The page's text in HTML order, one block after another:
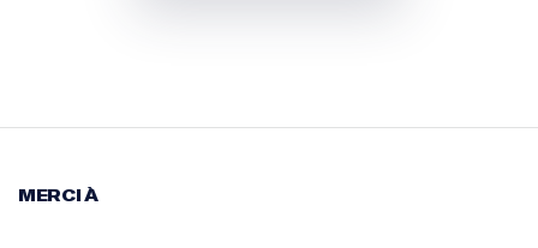
MERCI À